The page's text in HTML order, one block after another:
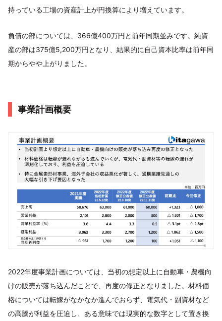
持っている工場の資産計上が円換算により増えています。
負債の部については、366億400万円と前年同期並みです。純資
産の部は375億5,200万円となり、結果的に自己資本比率は前年同
期からやや上がりました。
事業計画概要
2022年度事業計画については、当初の想定以上に自動車・農機向
けの販売が落ち込んだことで、再度の修正となりました。材料価
格については転嫁がなかなか進んでおらず、電気代・副資材など
の高騰が利益を圧迫し、ある意味では現実的な数字として置き換